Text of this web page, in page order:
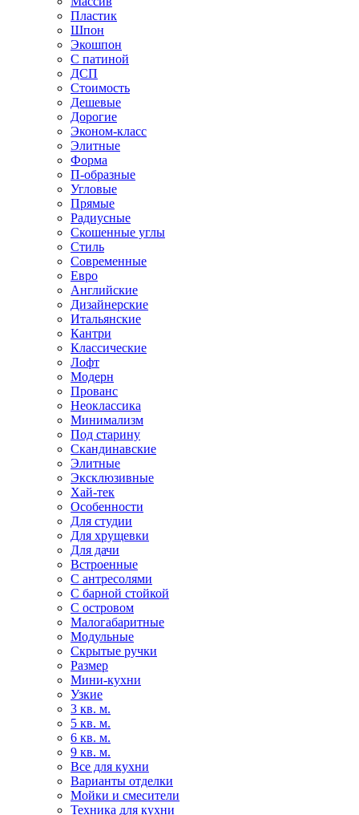
Пластик
Шпон
Экошпон
С патиной
ДСП
Стоимость
Дешевые
Дорогие
Эконом-класс
Элитные
Форма
П-образные
Угловые
Прямые
Радиусные
Скошенные углы
Стиль
Современные
Евро
Английские
Дизайнерские
Итальянские
Кантри
Классические
Лофт
Модерн
Прованс
Неоклассика
Минимализм
Под старину
Скандинавские
Элитные
Эксклюзивные
Хай-тек
Особенности
Для студии
Для хрущевки
Для дачи
Встроенные
С антресолями
С барной стойкой
С островом
Малогабаритные
Модульные
Скрытые ручки
Размер
Мини-кухни
Узкие
3 кв. м.
5 кв. м.
6 кв. м.
9 кв. м.
Все для кухни
Варианты отделки
Мойки и смесители
Техника для кухни